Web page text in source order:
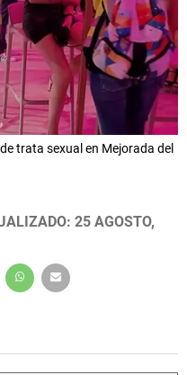
trata sexual en Mejorada del
25 AGOSTO,